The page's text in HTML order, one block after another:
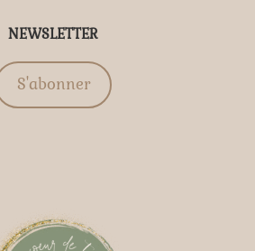
NEWSLETTER
S'abonner